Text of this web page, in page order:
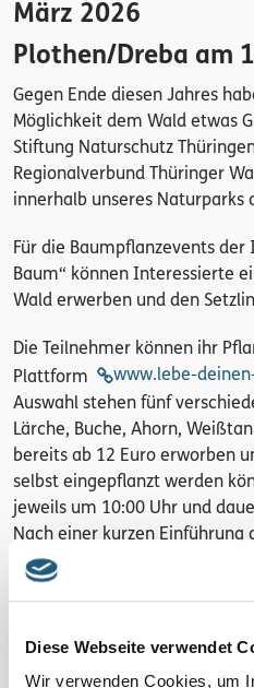
Diese Webseite verwendet
Wir verwenden Cookies, um
März 2026
Plothen/Dreba am
Gegen Ende diesen Jahres
Möglichkeit dem Wald etwas
Stiftung Naturschutz
Regionalverbund Thüringer
innerhalb unseres Naturparks
Für die Baumpflanzevents
Baum“ können Interessierte
Wald erwerben und den
Die Teilnehmer können ihr
Plattform
www.lebe-
Auswahl stehen fünf
Lärche, Buche, Ahorn,
bereits ab 12 Euro erworben
selbst eingepflanzt werden
jeweils um 10:00 Uhr und
Nach einer kurzen Einführung
aktuellen Waldzustand und
wird das richtige Pflanzen
getaner Arbeit ein kleiner